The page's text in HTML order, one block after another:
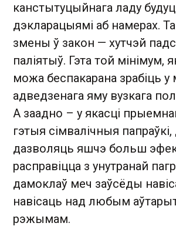
канстытуцыйнага ладу
дэкларацыямі аб намерах.
змены ў закон — хутчэй
паліятыў. Гэта той мінімум,
можа беспакарана зрабіць
адведзенага яму вузкага
А заадно – у якасці
гэтыя сімвалічныя
дазволяць яшчэ больш
расправіцца з унутранай
дамоклаў меч заўсёды
навісаць над любым
рэжымам.